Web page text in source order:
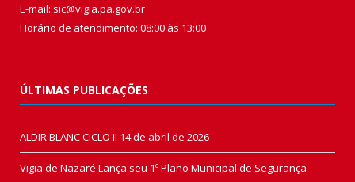
E-mail: sic@vigia.pa.gov.br
Horário de atendimento: 08:00 às 13:00
ÚLTIMAS PUBLICAÇÕES
ALDIR BLANC CICLO II 14 de abril de 2026
Vigia de Nazaré Lança seu 1º Plano Municipal de Segurança